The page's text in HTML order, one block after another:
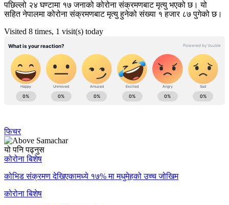
पछिल्लो २४ घण्टामा १७ जनाको कोरोना संक्रमणबाट मृत्यु भएको छ। यो
सहित नेपालमा कोरोना संक्रमणबाट मृत्यु हुनेको संख्या १ हजार ८७ पुगेको छ।
Visited 8 times, 1 visit(s) today
फिचर
यो पनि पढ्नुस
कोरोना बिशेष
कोभिड संक्रमण देखिएकामध्ये १७% मा मधुमेहको उच्च जोखिम
कोरोना बिशेष